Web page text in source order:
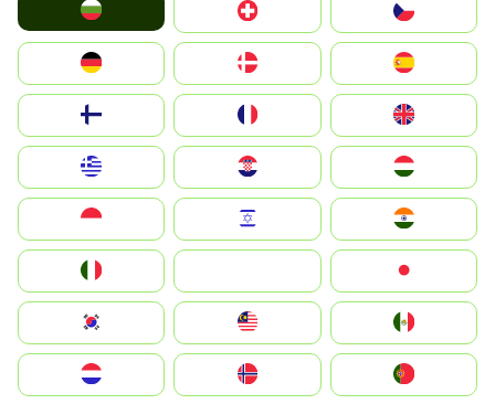
Switzerland
Deutschland
United Kingdom
Magyarország
South Korea